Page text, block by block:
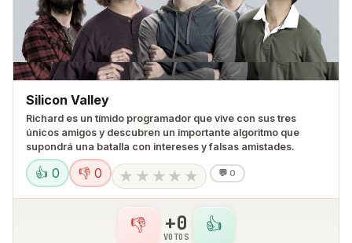
Silicon Valley
Richard es un tímido programador que vive con sus tres
únicos amigos y descubren un importante algoritmo que
supondrá una batalla con intereses y falsas amistades.
👍 0 👎 0 ★ ★ ★ ★ ★ 💬 0
👍
+0
VOTOS
👎